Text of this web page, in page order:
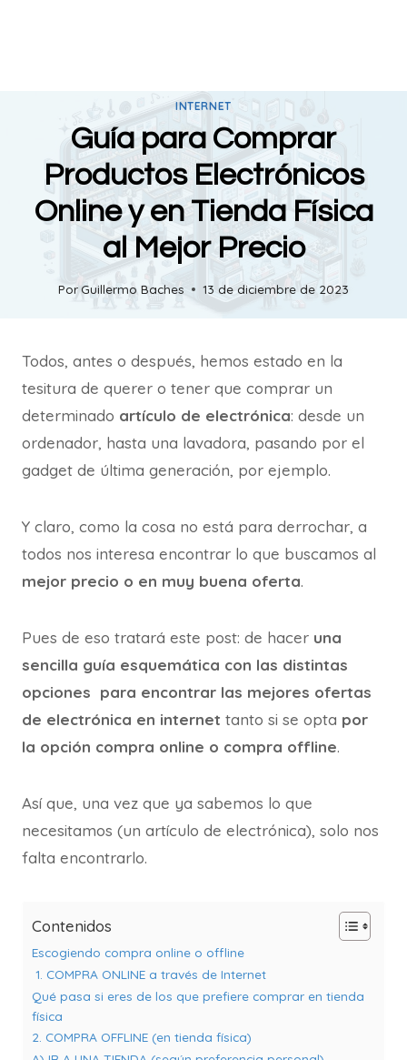
INTERNET
Guía para Comprar
Productos Electrónicos
Online y en Tienda Física
al Mejor Precio
PorGuillermo Baches 13 de diciembre de 2023
Todos, antes o después, hemos estado en la
tesitura de querer o tener que comprar un
determinado artículo de electrónica: desde un
ordenador, hasta una lavadora, pasando por el
gadget de última generación, por ejemplo.
Y claro, como la cosa no está para derrochar, a
todos nos interesa encontrar lo que buscamos al
mejor precio o en muy buena oferta.
Pues de eso tratará este post: de hacer una
sencilla guía esquemática con las distintas
opciones para encontrar las mejores ofertas
de electrónica en internet tanto si se opta por
la opción compra online o compra offline.
Así que, una vez que ya sabemos lo que
necesitamos (un artículo de electrónica), solo nos
falta encontrarlo.
Contenidos
Escogiendo compra online o offline
1. COMPRA ONLINE a través de Internet
Qué pasa si eres de los que prefiere comprar en tienda
física
2. COMPRA OFFLINE (en tienda física)